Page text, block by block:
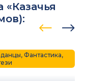
):
Фантастика,